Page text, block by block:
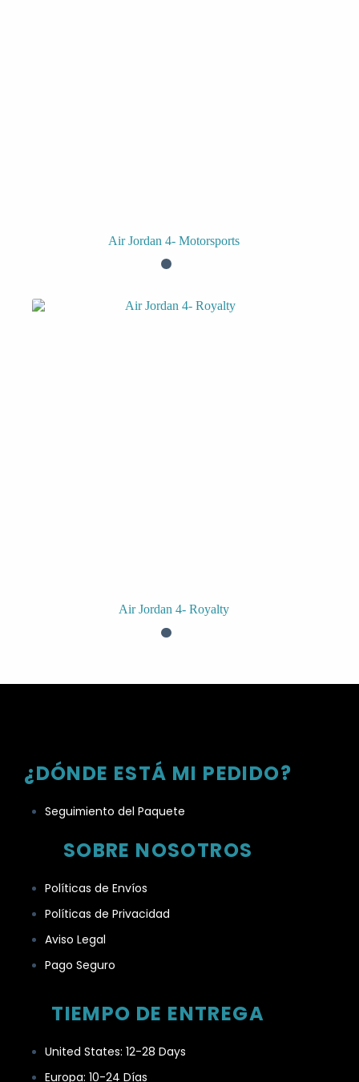
Air Jordan 4- Motorsports
Air Jordan 4- Royalty
¿DÓNDE ESTÁ MI PEDIDO?
Seguimiento del Paquete
SOBRE NOSOTROS
Políticas de Envíos
Políticas de Privacidad
Aviso Legal
Pago Seguro
TIEMPO DE ENTREGA
United States: 12-28 Days
Europa: 10-24 Días